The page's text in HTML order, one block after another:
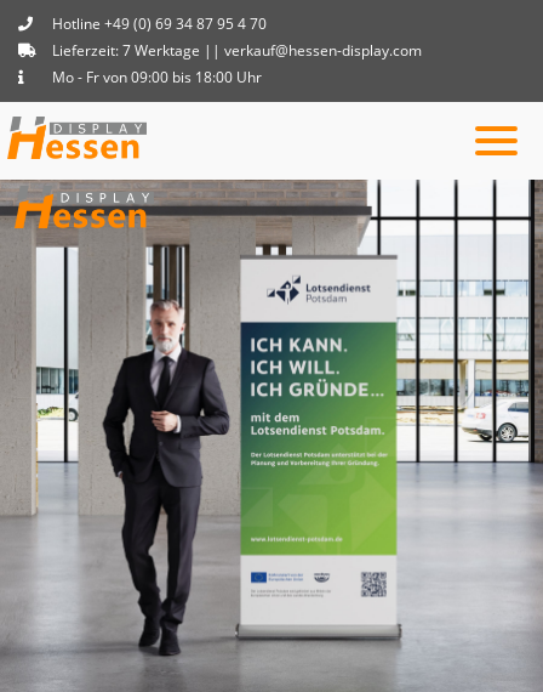
Hotline +49 (0) 69 34 87 95 4 70
Lieferzeit: 7 Werktage || verkauf@hessen-display.com
Mo - Fr von 09:00 bis 18:00 Uhr